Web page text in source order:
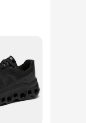
lining
piece
for